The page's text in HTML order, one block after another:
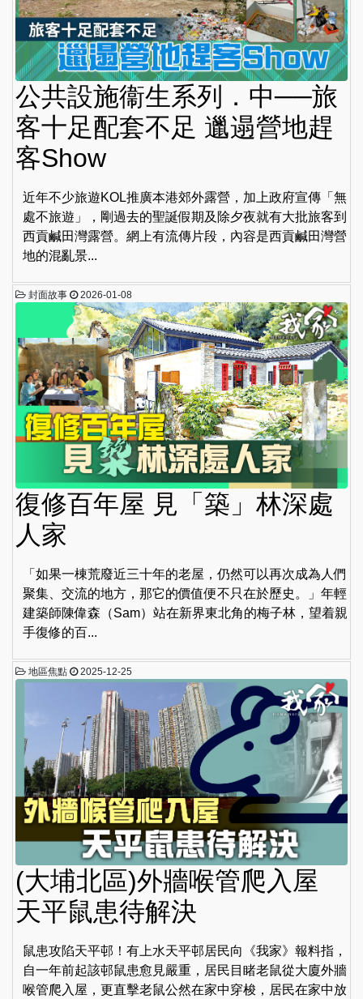
公共設施衞生系列．中──旅
客十足配套不足 邋遢營地趕
客Show
近年不少旅遊KOL推廣本港郊外露營，加上政府宣傳「無
處不旅遊」，剛過去的聖誕假期及除夕夜就有大批旅客到
西貢鹹田灣露營。網上有流傳片段，內容是西貢鹹田灣營
地的混亂景...
封面故事 2026-01-08
復修百年屋 見「築」林深處
人家
「如果一棟荒廢近三十年的老屋，仍然可以再次成為人們
聚集、交流的地方，那它的價值便不只在於歷史。」年輕
建築師陳偉森（Sam）站在新界東北角的梅子林，望着親
手復修的百...
地區焦點 2025-12-25
(大埔北區)外牆喉管爬入屋
天平鼠患待解決
鼠患攻陷天平邨！有上水天平邨居民向《我家》報料指，
自一年前起該邨鼠患愈見嚴重，居民目睹老鼠從大廈外牆
喉管爬入屋，更直擊老鼠公然在家中穿梭，居民在家中放